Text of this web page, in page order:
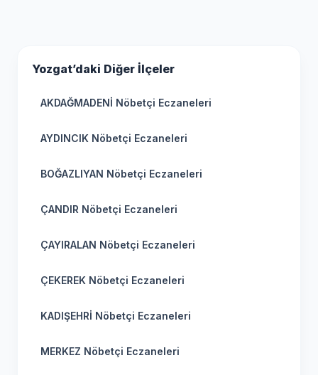
Yozgat’daki Diğer İlçeler
AKDAĞMADENİ Nöbetçi Eczaneleri
AYDINCIK Nöbetçi Eczaneleri
BOĞAZLIYAN Nöbetçi Eczaneleri
ÇANDIR Nöbetçi Eczaneleri
ÇAYIRALAN Nöbetçi Eczaneleri
ÇEKEREK Nöbetçi Eczaneleri
KADIŞEHRİ Nöbetçi Eczaneleri
MERKEZ Nöbetçi Eczaneleri